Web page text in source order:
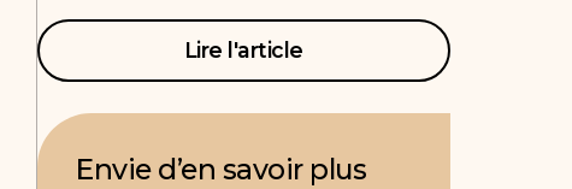
Lire l'article
Envie d’en savoir plus